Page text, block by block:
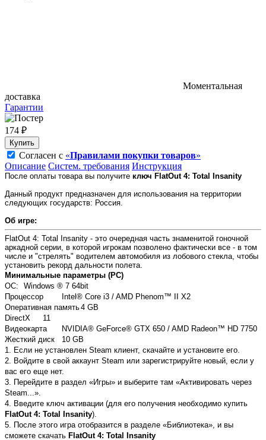
Моментальная
доставка
Гарантии
174 ₽
Купить
Согласен с «Правилами покупки товаров»
Описание Систем. требования Инструкция
После оплаты товара вы получите ключ FlatOut 4: Total Insanity
Данный продукт предназначен для использования на территории
следующих государств: Россия.
Об игре:
FlatOut 4: Total Insanity - это очередная часть знаменитой гоночной
аркадной серии, в которой игрокам позволено фактически все - в том
числе и "стрелять" водителем автомобиля из лобового стекла, чтобы
установить рекорд дальности полета.
Минимальные параметры (PC)
ОС:
Windows ® 7 64bit
Процессор
Intel® Core i3 / AMD Phenom™ II X2
Оперативная память4 GB
DirectX
11
Видеокарта
NVIDIA® GeForce® GTX 650 / AMD Radeon™ HD 7750
Жесткий диск
10 GB
1. Если не установлен Steam клиент, скачайте и установите его.
2. Войдите в свой аккаунт Steam или зарегистрируйте новый, если у
вас его еще нет.
3. Перейдите в раздел «Игры» и выберите там «Активировать через
Steam...».
4. Введите ключ активации (для его получения необходимо купить
FlatOut 4: Total Insanity).
5. После этого игра отобразится в разделе «Библиотека», и вы
сможете скачать FlatOut 4: Total Insanity